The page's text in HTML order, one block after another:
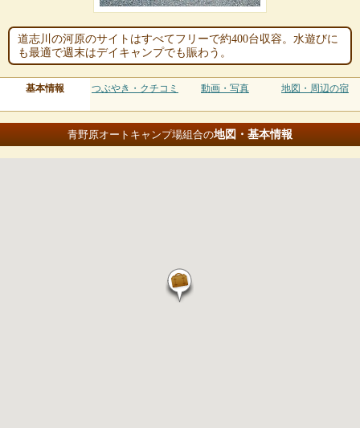
道志川の河原のサイトはすべてフリーで約400台収容。水遊びに
も最適で週末はデイキャンプでも賑わう。
基本情報 つぶやき・クチコミ 動画・写真 地図・周辺の宿
青野原オートキャンプ場組合の地図・基本情報